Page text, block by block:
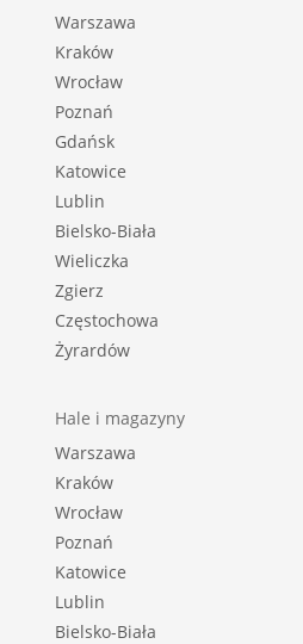
Warszawa
Kraków
Wrocław
Poznań
Gdańsk
Katowice
Lublin
Bielsko-Biała
Wieliczka
Zgierz
Częstochowa
Żyrardów
Hale i magazyny
Warszawa
Kraków
Wrocław
Poznań
Katowice
Lublin
Bielsko-Biała